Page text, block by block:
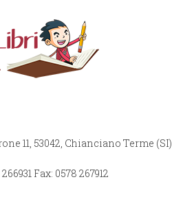
11, 53042, Chianciano Terme (SI)
Fax: 0578 267912